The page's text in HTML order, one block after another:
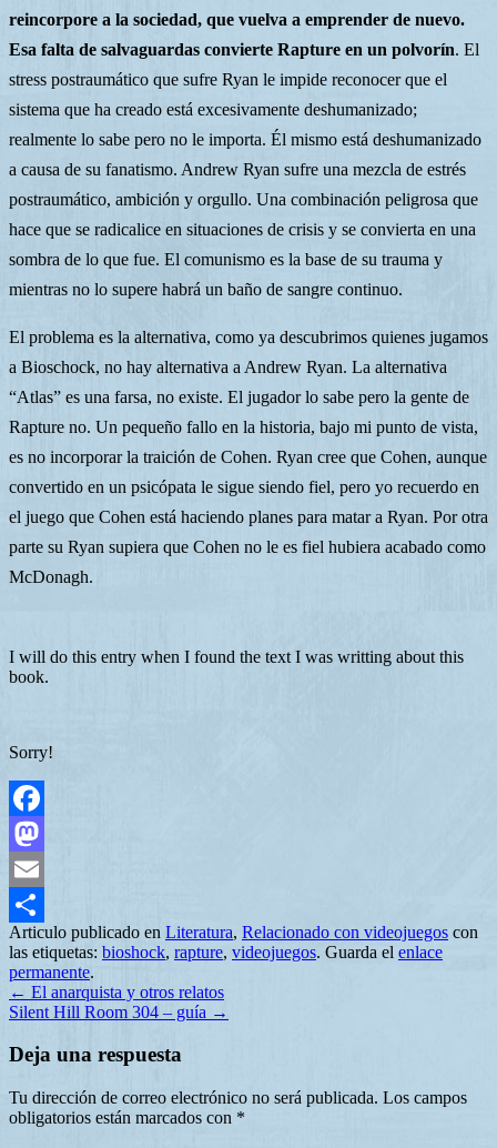
reincorpore a la sociedad, que vuelva a emprender de nuevo.
Esa falta de salvaguardas convierte Rapture en un polvorín. El
stress postraumático que sufre Ryan le impide reconocer que el
sistema que ha creado está excesivamente deshumanizado;
realmente lo sabe pero no le importa. Él mismo está deshumanizado
a causa de su fanatismo. Andrew Ryan sufre una mezcla de estrés
postraumático, ambición y orgullo. Una combinación peligrosa que
hace que se radicalice en situaciones de crisis y se convierta en una
sombra de lo que fue. El comunismo es la base de su trauma y
mientras no lo supere habrá un baño de sangre continuo.
El problema es la alternativa, como ya descubrimos quienes jugamos
a Bioschock, no hay alternativa a Andrew Ryan. La alternativa
“Atlas” es una farsa, no existe. El jugador lo sabe pero la gente de
Rapture no. Un pequeño fallo en la historia, bajo mi punto de vista,
es no incorporar la traición de Cohen. Ryan cree que Cohen, aunque
convertido en un psicópata le sigue siendo fiel, pero yo recuerdo en
el juego que Cohen está haciendo planes para matar a Ryan. Por otra
parte su Ryan supiera que Cohen no le es fiel hubiera acabado como
McDonagh.
I will do this entry when I found the text I was writting about this
book.
Sorry!
Facebook
Mastodon
Email
Compartir
Articulo publicado en Literatura, Relacionado con videojuegos con
las etiquetas: bioshock, rapture, videojuegos. Guarda el enlace
permanente.
← El anarquista y otros relatos
Silent Hill Room 304 – guía →
Deja una respuesta
Tu dirección de correo electrónico no será publicada. Los campos
obligatorios están marcados con *